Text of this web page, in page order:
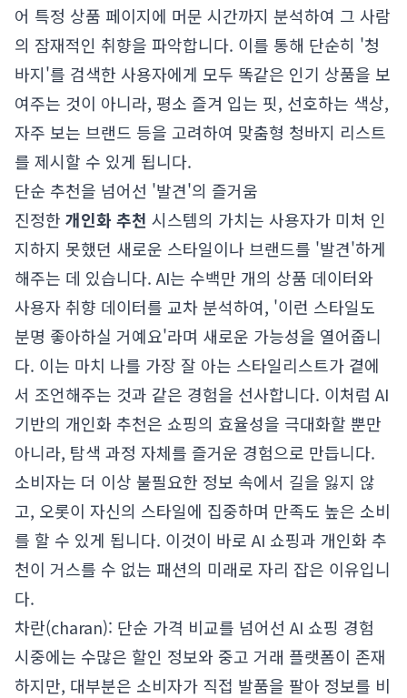
어 특정 상품 페이지에 머문 시간까지 분석하여 그 사람
의 잠재적인 취향을 파악합니다. 이를 통해 단순히 '청
바지'를 검색한 사용자에게 모두 똑같은 인기 상품을 보
여주는 것이 아니라, 평소 즐겨 입는 핏, 선호하는 색상,
자주 보는 브랜드 등을 고려하여 맞춤형 청바지 리스트
를 제시할 수 있게 됩니다.
단순 추천을 넘어선 '발견'의 즐거움
진정한 개인화 추천 시스템의 가치는 사용자가 미처 인
지하지 못했던 새로운 스타일이나 브랜드를 '발견'하게
해주는 데 있습니다. AI는 수백만 개의 상품 데이터와
사용자 취향 데이터를 교차 분석하여, '이런 스타일도
분명 좋아하실 거예요'라며 새로운 가능성을 열어줍니
다. 이는 마치 나를 가장 잘 아는 스타일리스트가 곁에
서 조언해주는 것과 같은 경험을 선사합니다. 이처럼 AI
기반의 개인화 추천은 쇼핑의 효율성을 극대화할 뿐만
아니라, 탐색 과정 자체를 즐거운 경험으로 만듭니다.
소비자는 더 이상 불필요한 정보 속에서 길을 잃지 않
고, 오롯이 자신의 스타일에 집중하며 만족도 높은 소비
를 할 수 있게 됩니다. 이것이 바로 AI 쇼핑과 개인화 추
천이 거스를 수 없는 패션의 미래로 자리 잡은 이유입니
다.
차란(charan): 단순 가격 비교를 넘어선 AI 쇼핑 경험
시중에는 수많은 할인 정보와 중고 거래 플랫폼이 존재
하지만, 대부분은 소비자가 직접 발품을 팔아 정보를 비